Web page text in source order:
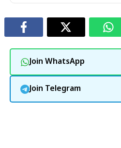
Join WhatsApp
Join Telegram